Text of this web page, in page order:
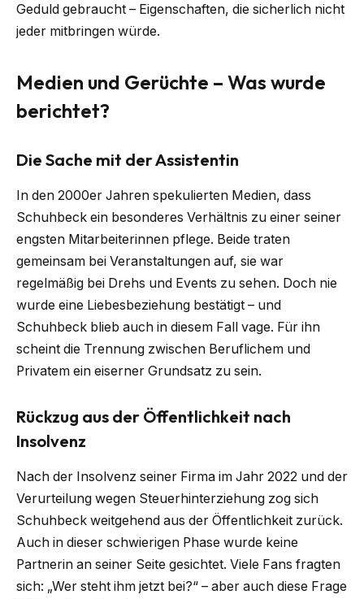
Geduld gebraucht – Eigenschaften, die sicherlich nicht
jeder mitbringen würde.
Medien und Gerüchte – Was wurde
berichtet?
Die Sache mit der Assistentin
In den 2000er Jahren spekulierten Medien, dass
Schuhbeck ein besonderes Verhältnis zu einer seiner
engsten Mitarbeiterinnen pflege. Beide traten
gemeinsam bei Veranstaltungen auf, sie war
regelmäßig bei Drehs und Events zu sehen. Doch nie
wurde eine Liebesbeziehung bestätigt – und
Schuhbeck blieb auch in diesem Fall vage. Für ihn
scheint die Trennung zwischen Beruflichem und
Privatem ein eiserner Grundsatz zu sein.
Rückzug aus der Öffentlichkeit nach
Insolvenz
Nach der Insolvenz seiner Firma im Jahr 2022 und der
Verurteilung wegen Steuerhinterziehung zog sich
Schuhbeck weitgehend aus der Öffentlichkeit zurück.
Auch in dieser schwierigen Phase wurde keine
Partnerin an seiner Seite gesichtet. Viele Fans fragten
sich: „Wer steht ihm jetzt bei?“ – aber auch diese Frage